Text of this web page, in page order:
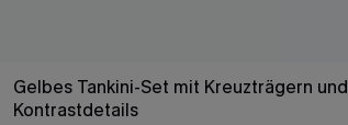
Gelbes Tankini-Set mit Kreuzträgern und
Kontrastdetails